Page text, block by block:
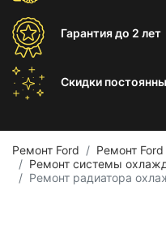
Гарантиядо 2 лет
Скидки
Ремонт Ford
Ремонт
Ремонт системы
Ремонт радиатора